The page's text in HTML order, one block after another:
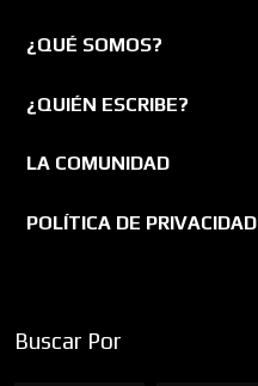
¿QUÉ SOMOS?
¿QUIÉN ESCRIBE?
LA COMUNIDAD
POLÍTICA DE PRIVACIDAD
Buscar Por